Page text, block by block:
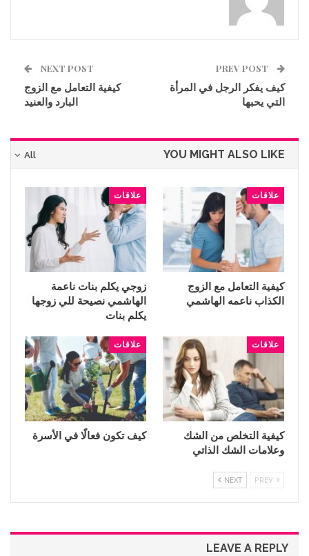
كيف يفكر الرجل في المرأة
التي يحبها
NEXT POST
كيفية التعامل مع الزوج
البارد والعنيد
All YOU MIGHT ALSO LIKE
علاقات
كيفية التعامل مع الزوج
الكذاب ناعمه الهاشمي
علاقات
زوجي يكلم بنات ناعمة
الهاشمي نصيحة للي زوجها
يكلم بنات
علاقات
كيفية التخلص من الشك
وعلامات الشك الذاتي
علاقات
كيف تكون فعالًا في الأسرة
NEXT
LEAVE A REPLY